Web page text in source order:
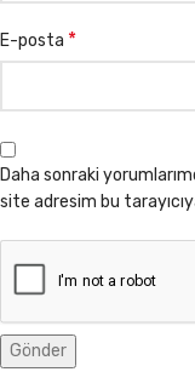
E-posta *
Daha sonraki
site adresim bu